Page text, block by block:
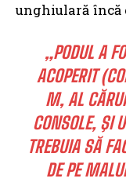
unghiulară încă
„PODUL A
ACOPERIT
M, AL
CONSOLE, ŞI
TREBUIA SĂ
DE PE